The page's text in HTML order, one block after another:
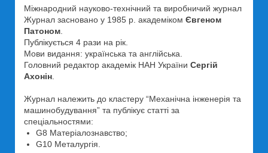
Міжнародний науково-технічний та виробничий журнал
Журнал засновано у 1985 р. академіком Євгеном
Патоном
Публікується 4 рази на рік.
Мови видання: українська та англійська.
Головний редактор академік НАН України Сергій
Ахонін
Журнал належить до кластеру “Механічна інженерія та
машинобудування” та публікує статті за
спеціальностями:
G8 Матеріалознавство;
G10 Металургія.